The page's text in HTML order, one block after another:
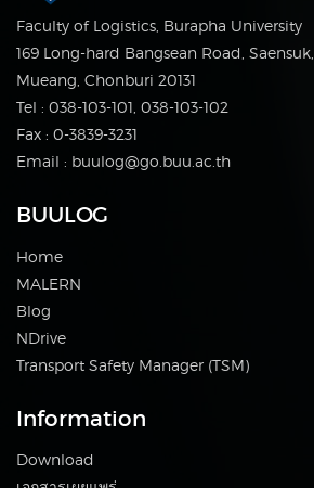
Faculty of Logistics, Burapha University
169 Long-hard Bangsean Road, Saensuk,
Mueang, Chonburi 20131
Tel : 038-103-101, 038-103-102
Fax : 0-3839-3231
Email : buulog@go.buu.ac.th
BUULOG
Home
MALERN
Blog
NDrive
Transport Safety Manager (TSM)
Information
Download